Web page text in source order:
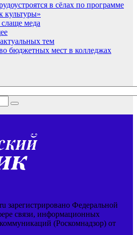
в сёлах по программе
культуры»
меда
тем
бюджетных мест в колледжах
зарегистрировано Федеральной
связи, информационных
(Роскомнадзор) от